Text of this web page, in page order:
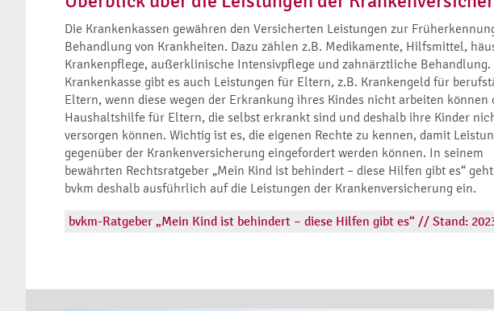
Die Krankenkassen gewähren den Versicherten Leistungen zur
Behandlung von Krankheiten. Dazu zählen z.B. Medikamente, Hilfsmittel,
Krankenpflege, außerklinische Intensivpflege und zahnärztliche Behandlung.
Krankenkasse gibt es auch Leistungen für Eltern, z.B. Krankengeld für
Eltern, wenn diese wegen der Erkrankung ihres Kindes nicht arbeiten können
Haushaltshilfe für Eltern, die selbst erkrankt sind und deshalb ihre Kinder
versorgen können. Wichtig ist es, die eigenen Rechte zu kennen, damit
gegenüber der Krankenversicherung eingefordert werden können. In seinem
bewährten Rechtsratgeber „Mein Kind ist behindert – diese Hilfen gibt es“
bvkm deshalb ausführlich auf die Leistungen der Krankenversicherung ein.
bvkm-Ratgeber „Mein Kind ist behindert – diese Hilfen gibt es“ // Stand: